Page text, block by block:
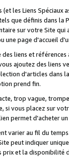
les Liens
que définis dans
sur votre Site qui
une page d'accueil
liens et
ajoutez des
d'articles
prend fin.
trop vague,
vous placez sur
permet d'acheter
varier au fil du
peut indiquer
et la disponibilité